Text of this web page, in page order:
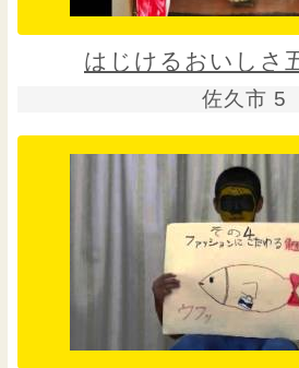
はじけるおいしさ
佐久市 5